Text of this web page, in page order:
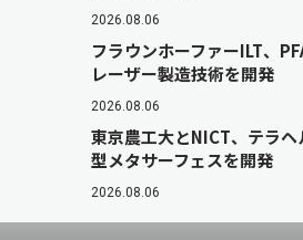
2026.08.06
フラウンホーファーILT、
レーザー製造技術を開発
2026.08.06
東京農工大とNICT、テラ
型メタサーフェスを開発
2026.08.06